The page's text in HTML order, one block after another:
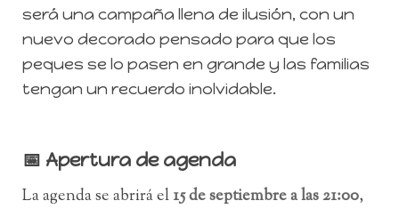
será una campaña llena de ilusión, con un
nuevo decorado pensado para que los
peques se lo pasen en grande y las familias
tengan un recuerdo inolvidable.
📅 Apertura de agenda
La agenda se abrirá el 15 de septiembre a las 21:00,